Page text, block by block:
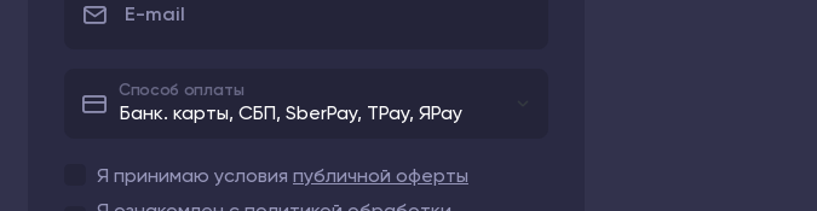
E-mail
Способ оплаты
Я принимаю условия публичной оферты